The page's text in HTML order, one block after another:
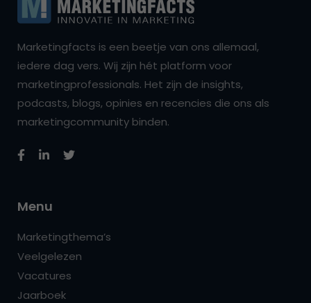
Marketingfacts is een beetje van ons allemaal,
iedere dag vers. Wij zijn hét platform voor
marketingprofessionals. Het zijn de insights,
podcasts, blogs, opinies en recencies die ons als
marketingcommunity binden.
Menu
Marketingthema’s
Veelgelezen
Vacatures
Jaarboek